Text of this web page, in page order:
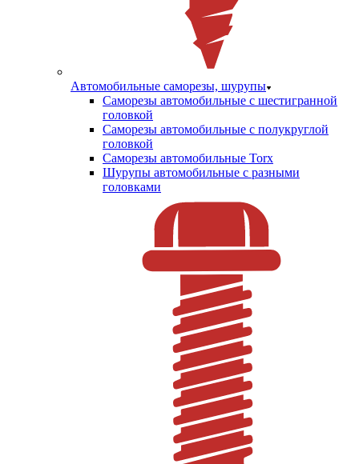
Автомобильные саморезы, шурупы
Саморезы автомобильные с шестигранной
головкой
Саморезы автомобильные с полукруглой
головкой
Саморезы автомобильные Torx
Шурупы автомобильные с разными
головками